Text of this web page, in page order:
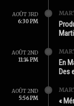
AOÛT 3RD
6:30 PM
AOÛT 2ND
11:14 PM
En
Des
AOÛT 2ND
5:56 PM
«